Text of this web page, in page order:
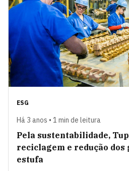
ESG
Há 3 anos • 1 min de leitura
Pela sustentabilidade,
reciclagem e redução dos
estufa